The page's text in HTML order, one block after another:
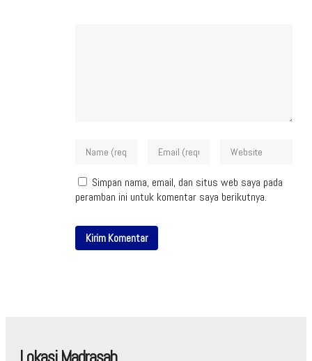
Simpan nama, email, dan situs web saya pada
peramban ini untuk komentar saya berikutnya.